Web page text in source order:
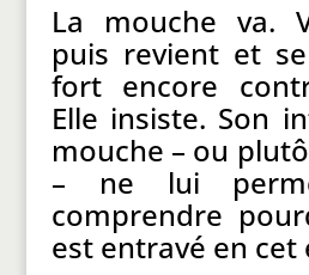
La mouche va.
puis revient et
fort encore
Elle insiste. Son
mouche – ou
– ne lui
comprendre
est entravé en cet